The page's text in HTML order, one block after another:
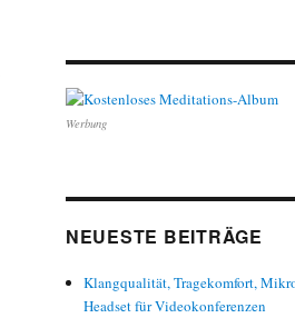
Werbung
NEUESTE BEITRÄGE
Klangqualität, Tragekomfort,
Headset für Videokonferenzen